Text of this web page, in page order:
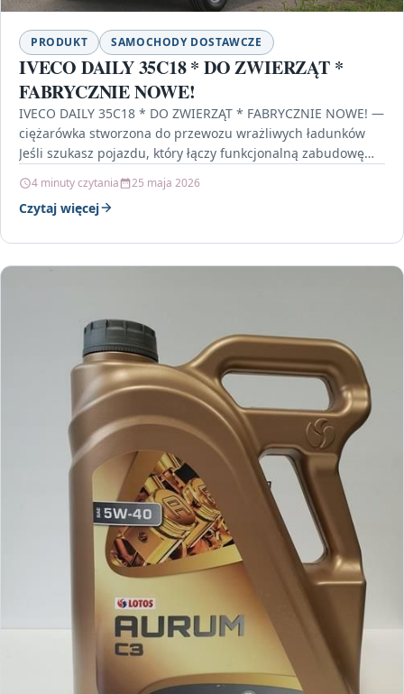
PRODUKT SAMOCHODY DOSTAWCZE
IVECO DAILY 35C18 * DO ZWIERZĄT *
FABRYCZNIE NOWE!
IVECO DAILY 35C18 * DO ZWIERZĄT * FABRYCZNIE NOWE! —
ciężarówka stworzona do przewozu wrażliwych ładunków
Jeśli szukasz pojazdu, który łączy funkcjonalną zabudowę
4 minuty czytania 25 maja 2026
Czytaj więcej